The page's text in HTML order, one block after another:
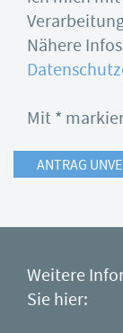
Nähere
Mit *
Weitere
Sie hier: